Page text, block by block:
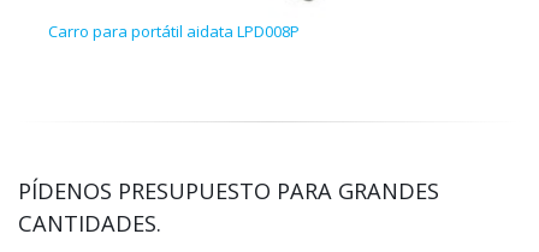
Carro para portátil aidata LPD008P
PÍDENOS PRESUPUESTO PARA GRANDES
CANTIDADES.